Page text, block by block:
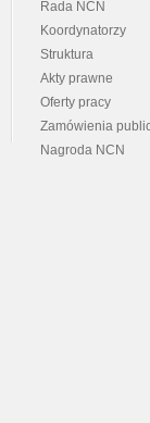
Rada NCN
Koordynatorzy
Struktura
Akty prawne
Oferty pracy
Zamówienia
Nagroda NCN